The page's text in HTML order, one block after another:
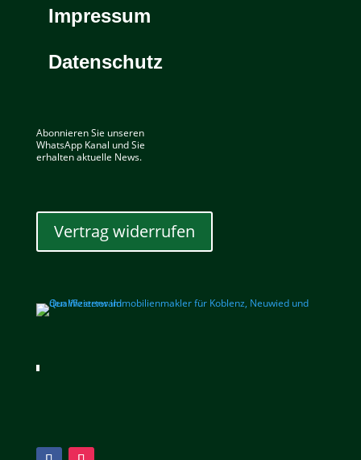
Impressum
Datenschutz
Abonnieren Sie unseren
WhatsApp Kanal und Sie
erhalten aktuelle News.
Vertrag widerrufen